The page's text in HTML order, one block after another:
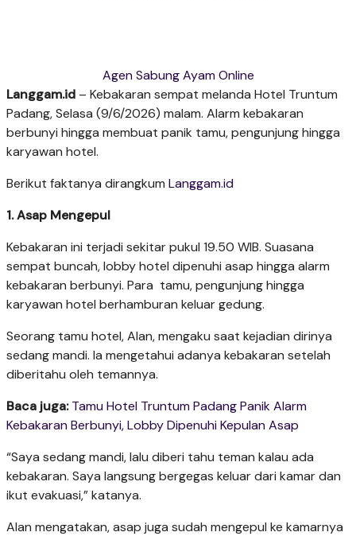
Agen Sabung Ayam Online
Langgam.id – Kebakaran sempat melanda Hotel Truntum
Padang, Selasa (9/6/2026) malam. Alarm kebakaran
berbunyi hingga membuat panik tamu, pengunjung hingga
karyawan hotel.
Berikut faktanya dirangkum Langgam.id
1. Asap Mengepul
Kebakaran ini terjadi sekitar pukul 19.50 WIB. Suasana
sempat buncah, lobby hotel dipenuhi asap hingga alarm
kebakaran berbunyi. Para tamu, pengunjung hingga
karyawan hotel berhamburan keluar gedung.
Seorang tamu hotel, Alan, mengaku saat kejadian dirinya
sedang mandi. Ia mengetahui adanya kebakaran setelah
diberitahu oleh temannya.
Baca juga: Tamu Hotel Truntum Padang Panik Alarm
Kebakaran Berbunyi, Lobby Dipenuhi Kepulan Asap
“Saya sedang mandi, lalu diberi tahu teman kalau ada
kebakaran. Saya langsung bergegas keluar dari kamar dan
ikut evakuasi,” katanya.
Alan mengatakan, asap juga sudah mengepul ke kamarnya